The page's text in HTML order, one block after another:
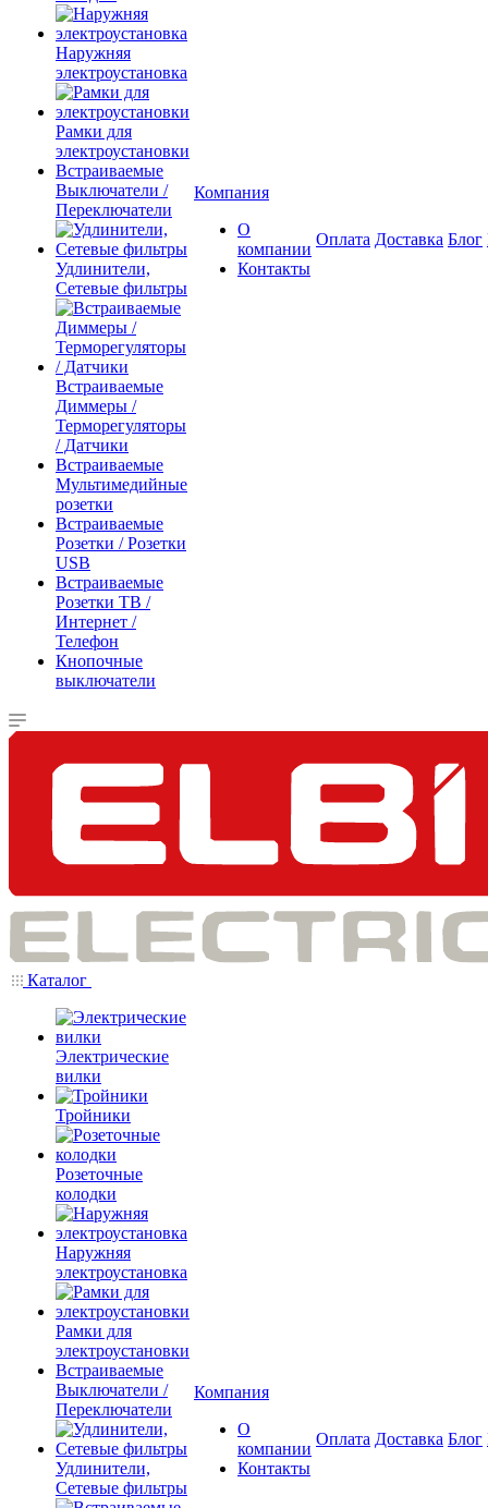
Наружняя
электроустановка
Рамки для
электроустановки
Встраиваемые
Выключатели /
Переключатели
Удлинители,
Сетевые фильтры
Встраиваемые
Диммеры /
Терморегуляторы
/ Датчики
Встраиваемые
Мультимедийные
розетки
Встраиваемые
Розетки / Розетки
USB
Встраиваемые
Розетки ТВ /
Интернет /
Телефон
Кнопочные
выключатели
Компания
О
компании
Контакты
Оплата Доставка Блог
Каталог
Электрические
вилки
Тройники
Розеточные
колодки
Наружняя
электроустановка
Рамки для
электроустановки
Встраиваемые
Выключатели /
Переключатели
Удлинители,
Сетевые фильтры
Компания
О
компании
Контакты
Оплата Доставка Блог